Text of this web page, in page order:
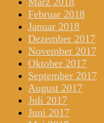
Februar 2018
Januar 2018
Dezember 2017
November 2017
Oktober 2017
September 2017
August 2017
Juli 2017
Juni 2017